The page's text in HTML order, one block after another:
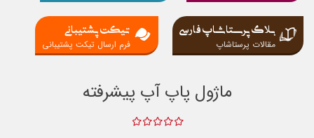
بلاگ پرستاشاپ فارسی
مقالات پرستاشاپ
تیکت پشتیبانی
فرم ارسال تیکت پشتیبانی
ماژول پاپ آپ پیشرفته